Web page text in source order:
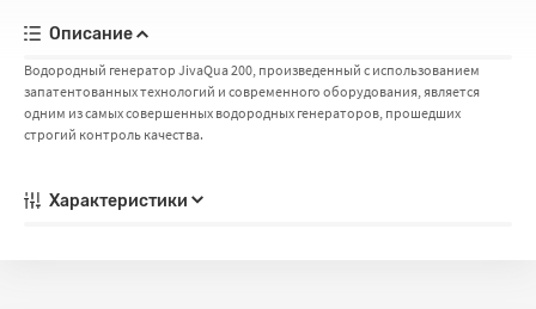
Описание
Водородный генератор JivaQua 200, произведенный с использованием
запатентованных технологий и современного оборудования, является
одним из самых совершенных водородных генераторов, прошедших
строгий контроль качества.
Характеристики